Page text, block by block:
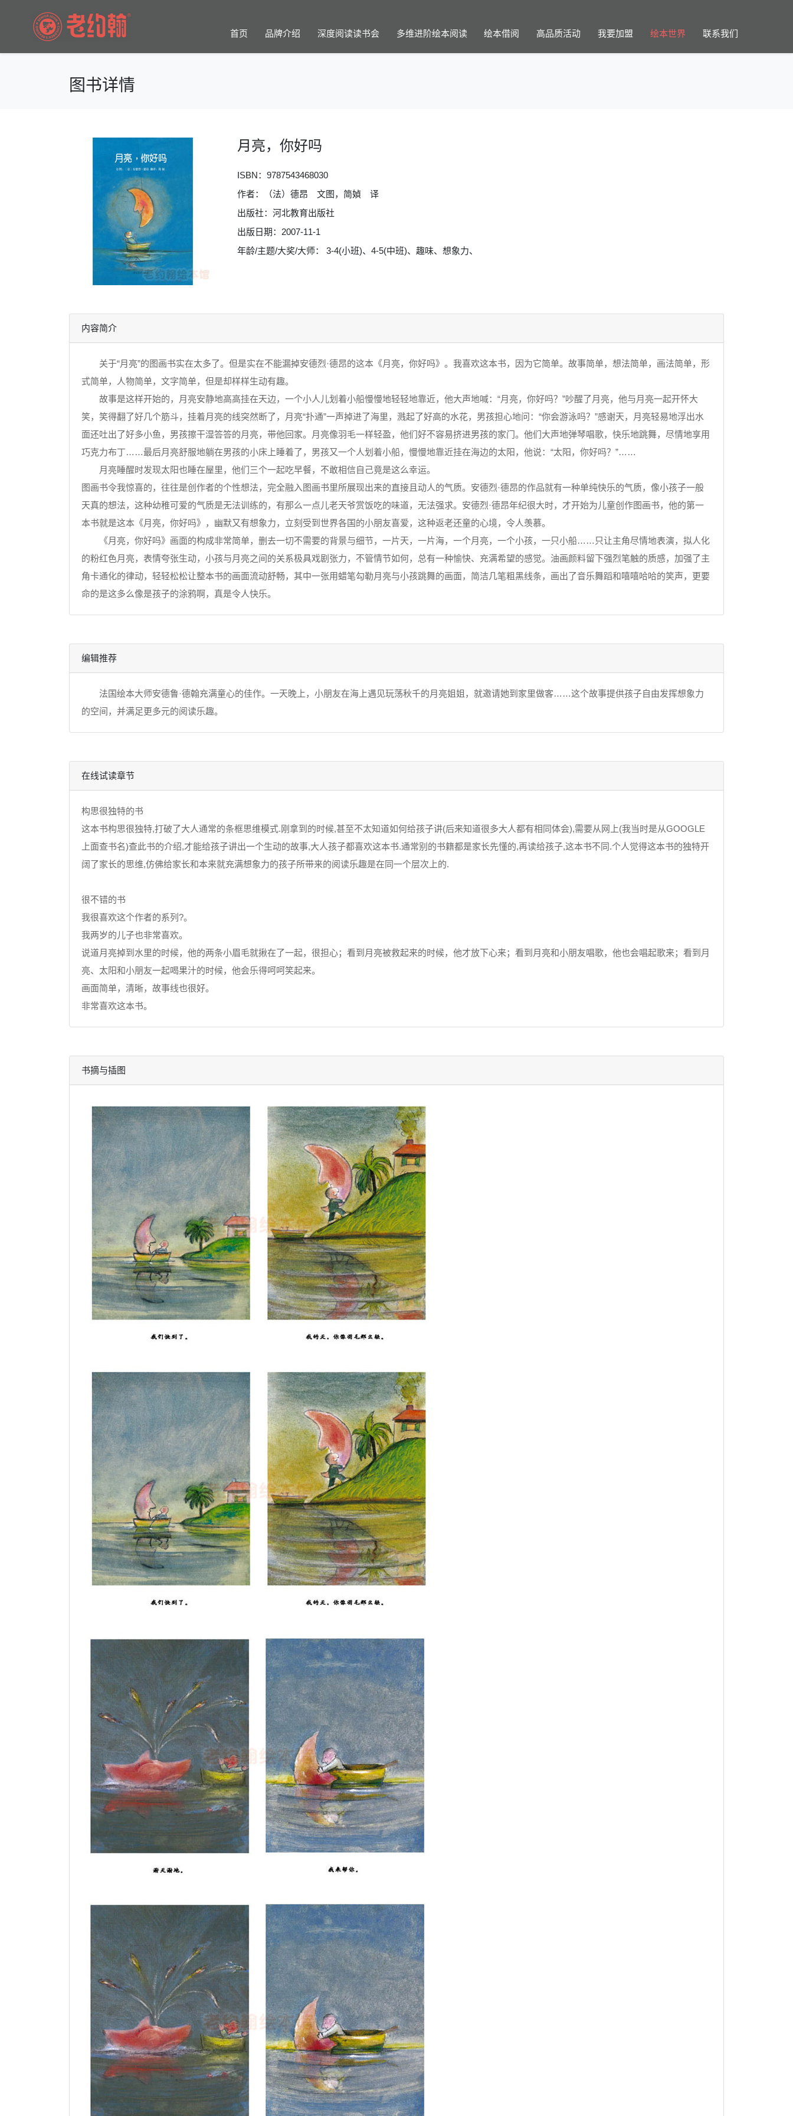
首页 品牌介绍 深度阅读读书会 多维进阶绘本阅读 绘本借阅 高品质活动 我要加盟 绘本世界 联系我们
图书详情
月亮，你好吗
ISBN： 9787543468030
作者：（法）德昂 文图，简媜 译
出版社：河北教育出版社
出版日期：2007-11-1
年龄/主题/大奖/大师： 3-4(小班)、4-5(中班)、趣味、想象力、
内容简介
关于“月亮”的图画书实在太多了。但是实在不能漏掉安德烈·德昂的这本《月亮，你好吗》。我喜欢这本书，因为它简单。故事简单，想法简单，画法简单，形
式简单，人物简单，文字简单，但是却样样生动有趣。
故事是这样开始的，月亮安静地高高挂在天边，一个小人儿划着小船慢慢地轻轻地靠近，他大声地喊：“月亮，你好吗？”吵醒了月亮，他与月亮一起开怀大
笑，笑得翻了好几个筋斗，挂着月亮的线突然断了，月亮“扑通”一声掉进了海里，溅起了好高的水花，男孩担心地问：“你会游泳吗？”感谢天，月亮轻易地浮出水
面还吐出了好多小鱼，男孩擦干湿答答的月亮，带他回家。月亮像羽毛一样轻盈，他们好不容易挤进男孩的家门。他们大声地弹琴唱歌，快乐地跳舞，尽情地享用
巧克力布丁……最后月亮舒服地躺在男孩的小床上睡着了，男孩又一个人划着小船，慢慢地靠近挂在海边的太阳，他说：“太阳，你好吗？”……
月亮睡醒时发现太阳也睡在屋里，他们三个一起吃早餐，不敢相信自己竟是这么幸运。
图画书令我惊喜的，往往是创作者的个性想法，完全融入图画书里所展现出来的直接且动人的气质。安德烈·德昂的作品就有一种单纯快乐的气质，像小孩子一般
天真的想法，这种幼稚可爱的气质是无法训练的，有那么一点儿老天爷赏饭吃的味道，无法强求。安德烈·德昂年纪很大时，才开始为儿童创作图画书，他的第一
本书就是这本《月亮，你好吗》，幽默又有想象力，立刻受到世界各国的小朋友喜爱，这种返老还童的心境，令人羡慕。
《月亮，你好吗》画面的构成非常简单，删去一切不需要的背景与细节，一片天，一片海，一个月亮，一个小孩，一只小船……只让主角尽情地表演，拟人化
的粉红色月亮，表情夸张生动，小孩与月亮之间的关系极具戏剧张力，不管情节如何，总有一种愉快、充满希望的感觉。油画颜料留下强烈笔触的质感，加强了主
角卡通化的律动，轻轻松松让整本书的画面流动舒畅，其中一张用蜡笔勾勒月亮与小孩跳舞的画面，简洁几笔粗黑线条，画出了音乐舞蹈和嘻嘻哈哈的笑声，更要
命的是这多么像是孩子的涂鸦啊，真是令人快乐。
编辑推荐
法国绘本大师安德鲁·德翰充满童心的佳作。一天晚上，小朋友在海上遇见玩荡秋千的月亮姐姐，就邀请她到家里做客……这个故事提供孩子自由发挥想象力
的空间，并满足更多元的阅读乐趣。
在线试读章节
构思很独特的书
这本书构思很独特,打破了大人通常的条框思维模式.刚拿到的时候,甚至不太知道如何给孩子讲(后来知道很多大人都有相同体会),需要从网上(我当时是从GOOGLE
上面查书名)查此书的介绍,才能给孩子讲出一个生动的故事,大人孩子都喜欢这本书.通常别的书籍都是家长先懂的,再读给孩子,这本书不同.个人觉得这本书的独特开
阔了家长的思维,仿佛给家长和本来就充满想象力的孩子所带来的阅读乐趣是在同一个层次上的.
很不错的书
我很喜欢这个作者的系列?。
我两岁的儿子也非常喜欢。
说道月亮掉到水里的时候，他的两条小眉毛就揪在了一起，很担心；看到月亮被救起来的时候，他才放下心来；看到月亮和小朋友唱歌，他也会唱起歌来；看到月
亮、太阳和小朋友一起喝果汁的时候，他会乐得呵呵笑起来。
画面简单，清晰，故事线也很好。
非常喜欢这本书。
书摘与插图